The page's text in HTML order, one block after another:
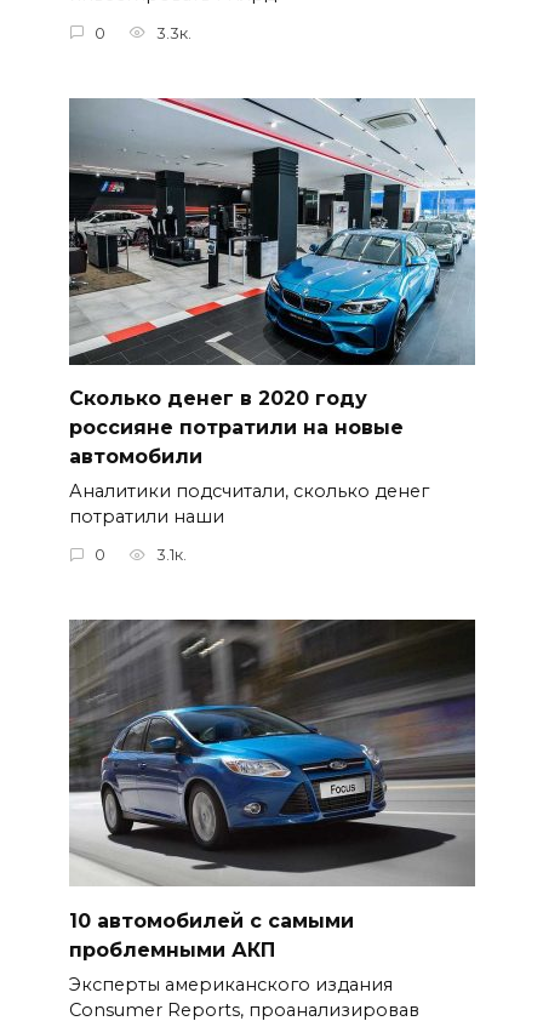
0 3.3к.
Сколько денег в 2020 году
россияне потратили на новые
автомобили
Аналитики подсчитали, сколько денег
потратили наши
0 3.1к.
10 автомобилей с самыми
проблемными АКП
Эксперты американского издания
Consumer Reports, проанализировав